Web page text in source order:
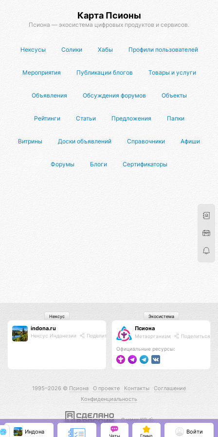
Карта Псионы
Псиона — экосистема цифровых продуктов и сервисов.
Нексусы Солики Хабы Профили пользователей
Мероприятия Публикации блогов Товары и услуги
Объявления Обсуждения форумов Объекты
Рейтинги Статьи Предложения Папки
Витрины Доски объявлений Справочники Афиши
Форумы Блоги Сертификаторы
indona.ru
Нексус Индонезии Поделиться
Нексус
Псиона
Метаорганизм Поделиться
Официальные ресурсы:
Экосистема
1995–2026 © Псиона О проекте Контакты
Соглашение
Конфиденциальность
С нами КО 🕉️
Индона
Чаты Гринд
Войти